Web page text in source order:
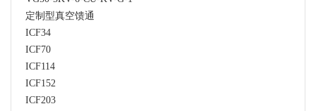
定制型真空馈通
ICF34
ICF70
ICF114
ICF152
ICF203